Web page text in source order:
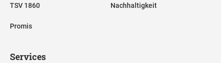
TSV 1860
Promis
Nachhaltigkeit
Services